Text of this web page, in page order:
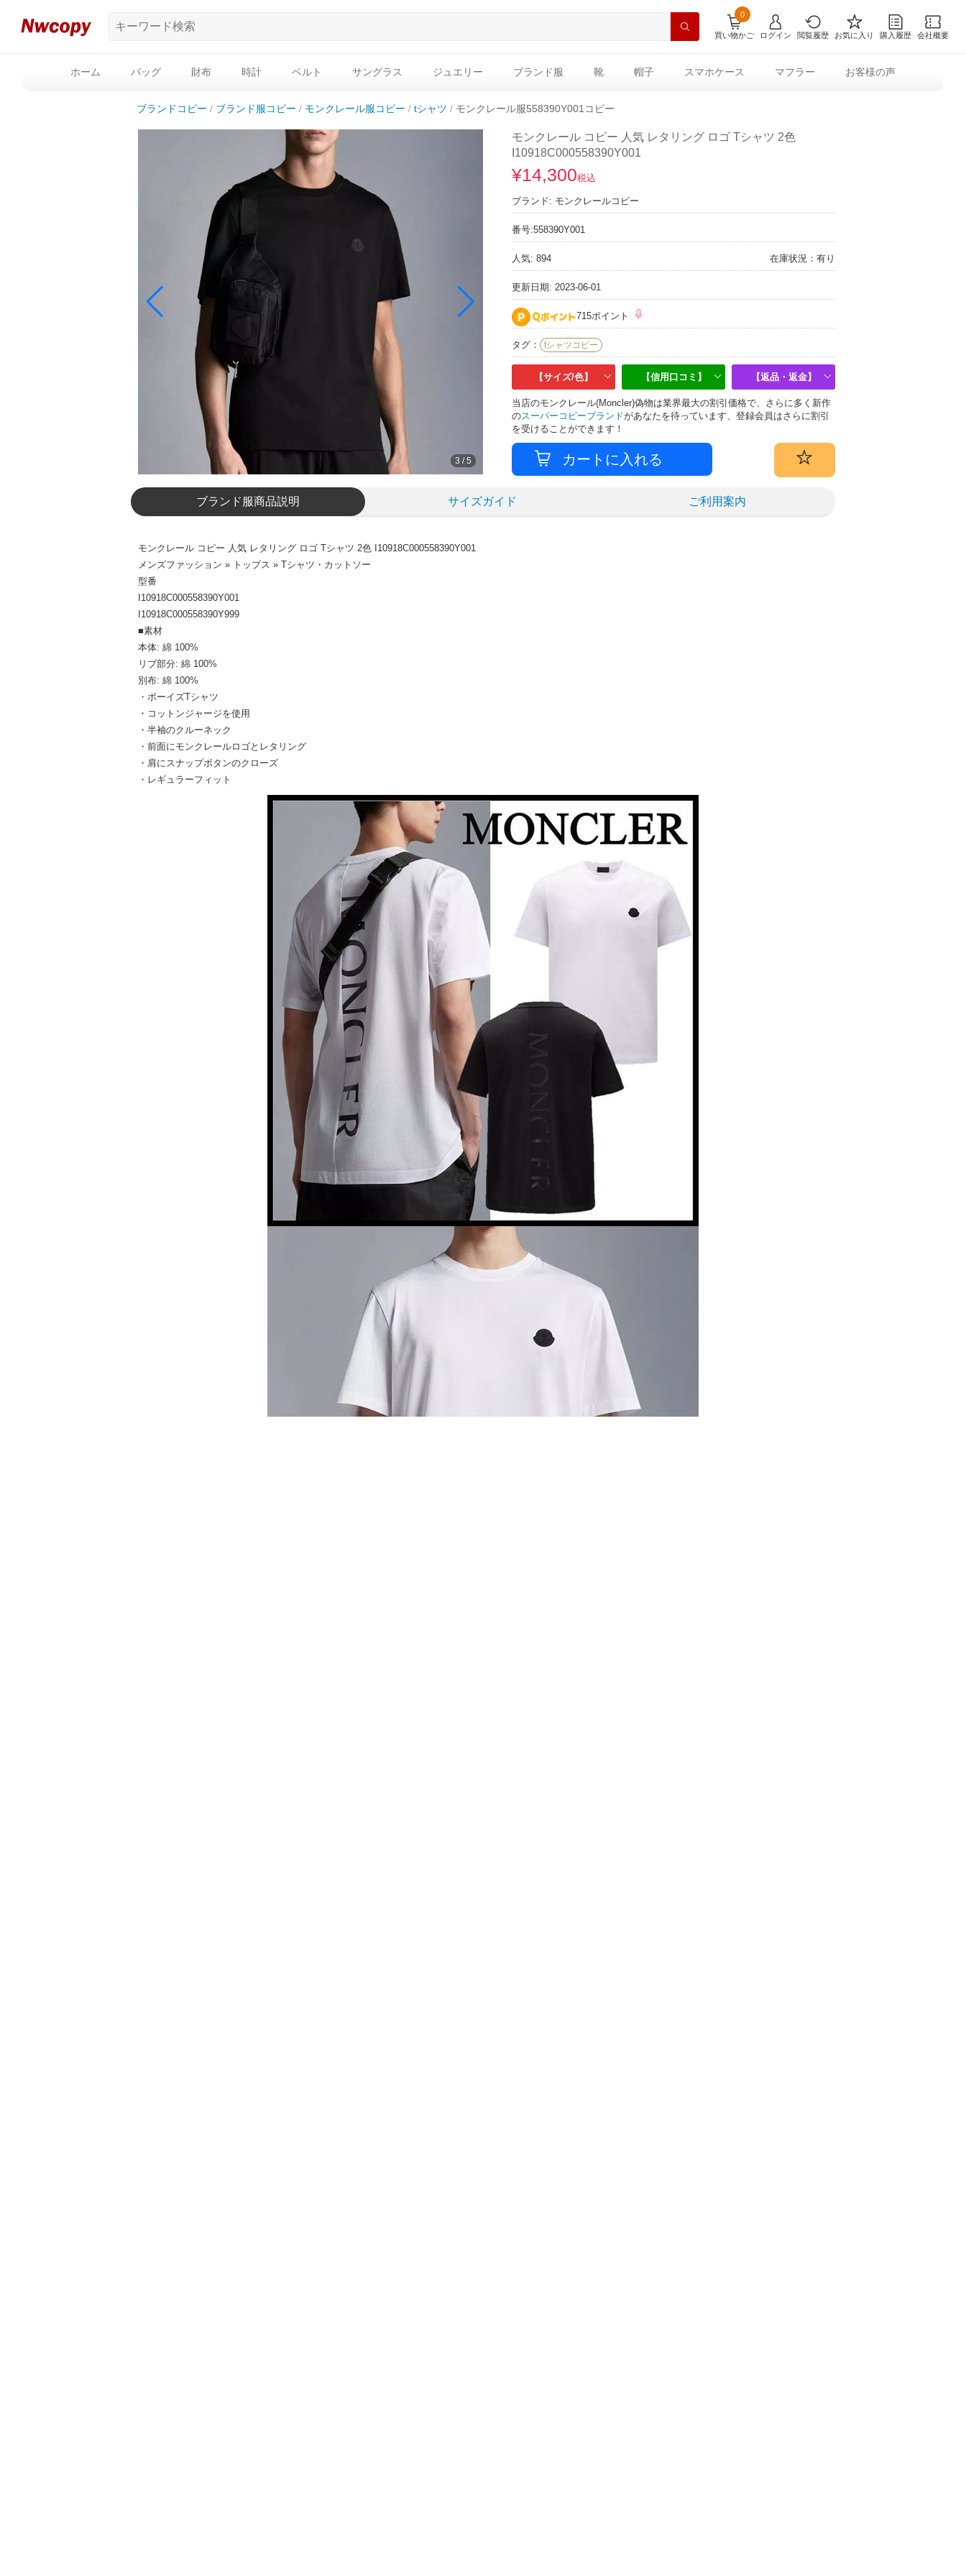
買い物かご
0
ログイン 閲覧履歴 お気に入り 購入履歴 会社概要
ホーム バッグ 財布 時計 ベルト サングラス ジュエリー ブランド服 靴 帽子 スマホケース マフラー お客様の声
ブランドコピー ブランド服コピー モンクレール服コピー tシャツ モンクレール服558390Y001コピー
3 /5
モンクレール コピー 人気 レタリング ロゴ Tシャツ 2色
I10918C000558390Y001
¥14,300税込
ブランド: モンクレールコピー
番号:558390Y001
人気: 894 在庫状況：有り
更新日期: 2023-06-01
715ポイント
タグ： tシャツコピー
【サイズ/色】 【信用口コミ】 【返品・返金】
当店のモンクレール(Moncler)偽物は業界最大の割引価格で、さらに多く新作
のスーパーコピーブランドがあなたを待っています、登録会員はさらに割引
を受けることができます！
ブランド服商品説明 サイズガイド ご利用案内
モンクレール コピー 人気 レタリング ロゴ Tシャツ 2色 I10918C000558390Y001
メンズファッション » トップス » Tシャツ・カットソー
型番
I10918C000558390Y001
I10918C000558390Y999
■素材
本体: 綿 100%
リブ部分: 綿 100%
別布: 綿 100%
・ボーイズTシャツ
・コットンジャージを使用
・半袖のクルーネック
・前面にモンクレールロゴとレタリング
・肩にスナップボタンのクローズ
・レギュラーフィット